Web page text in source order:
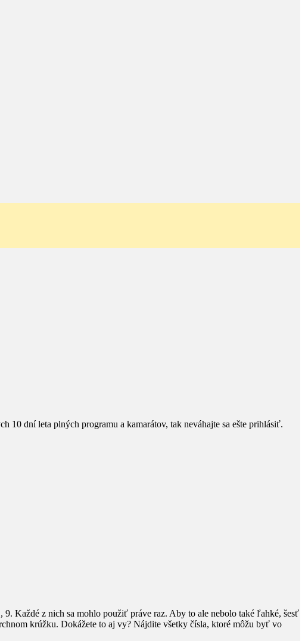
10 dní leta plných programu a kamarátov, tak neváhajte sa ešte prihlásiť.
9. Každé z nich sa mohlo použiť práve raz. Aby to ale nebolo také ľahké, šesť
krúžku. Dokážete to aj vy? Nájdite všetky čísla, ktoré môžu byť vo